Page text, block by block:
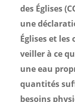
des Églises
une
Églises et
veiller à ce
une eau
quantités
besoins